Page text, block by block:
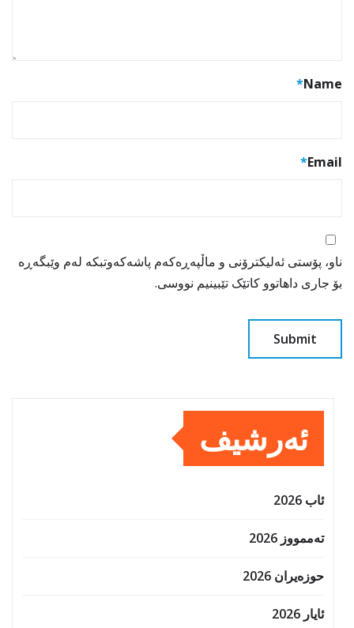
Name
*
Email
*
ناو، پۆستی ئەلیکترۆنی و ماڵپەڕەکەم پاشەکەوتبکە لەم وێبگەڕە
بۆ جاری داهاتوو کاتێک تێبینیم نووسی.
ئەرشیف
ئاب 2026
تەممووز 2026
حوزه‌یران 2026
ئایار 2026